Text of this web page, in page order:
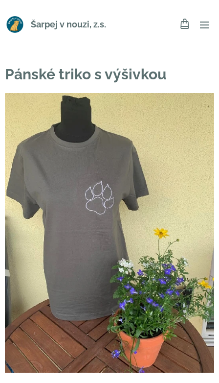
Šarpej v nouzi, z.s.
Pánské triko s výšivkou